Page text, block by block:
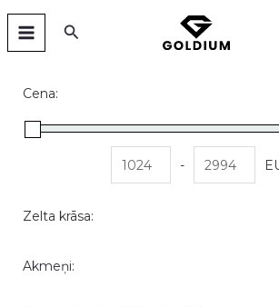
SkipMAIN
MENU
Search
Cena:
-
Zelta krāsa:
Akmeņi:
popularity